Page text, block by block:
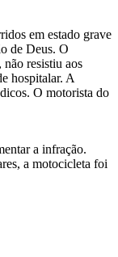
em estado grave
de Deus. O
resistiu aos
hospitalar. A
O motorista do
a infração.
a motocicleta foi